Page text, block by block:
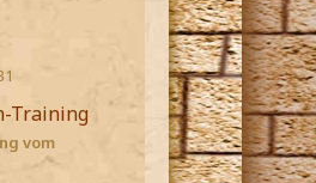
Training
vom